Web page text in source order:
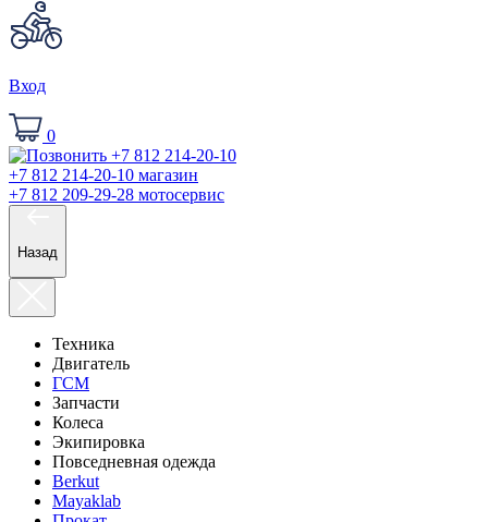
Вход
0
+7 812 214-20-10 магазин
+7 812 209-29-28 мотосервис
Назад
Техника
Двигатель
ГСМ
Запчасти
Колеса
Экипировка
Повседневная одежда
Berkut
Mayaklab